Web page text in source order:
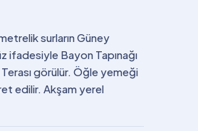
surların Güney
ifadesiyle Bayon Tapınağı
Terası görülür. Öğle yemeği
edilir. Akşam yerel